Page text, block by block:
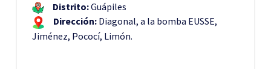
Distrito:Guápiles
Dirección: Diagonal, a la bomba EUSSE,
Jiménez, Pococí, Limón.